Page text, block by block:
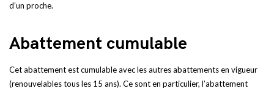
d’un proche.
Abattement cumulable
Cet abattement est cumulable avec les autres abattements en vigueur
(renouvelables tous les 15 ans). Ce sont en particulier, l’abattement